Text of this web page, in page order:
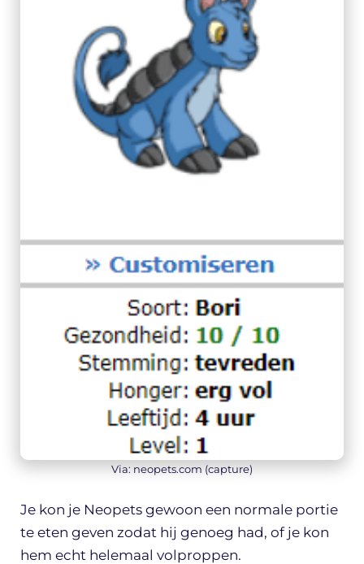
Via: neopets.com (capture)
Je kon je Neopets gewoon een normale portie
te eten geven zodat hij genoeg had, of je kon
hem echt helemaal volproppen.